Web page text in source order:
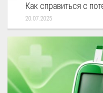
Как справиться с
20.07.2025